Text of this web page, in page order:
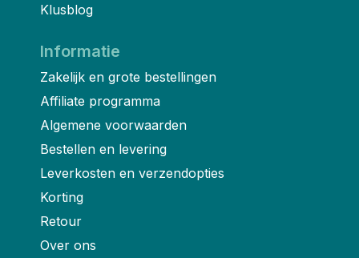
Klusblog
Informatie
Zakelijk en grote bestellingen
Affiliate programma
Algemene voorwaarden
Bestellen en levering
Leverkosten en verzendopties
Korting
Retour
Over ons